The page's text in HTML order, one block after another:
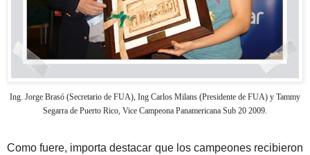
Ing. Jorge Brasó (Secretario de FUA), Ing Carlos Milans (Presidente de FUA) y Tammy
Segarra de Puerto Rico, Vice Campeona Panamericana Sub 20 2009.
Como fuere, importa destacar que los campeones recibieron